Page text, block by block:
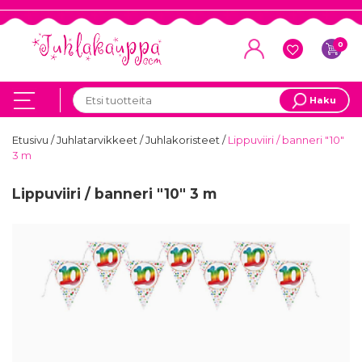
0
Haku
Etusivu /Juhlatarvikkeet/Juhlakoristeet/Lippuviiri / banneri "10"
3 m
Lippuviiri / banneri "10" 3 m